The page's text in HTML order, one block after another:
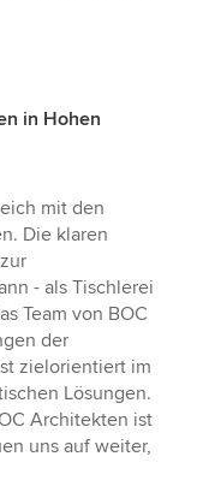
in Hohen
mit den
Die klaren
- als Tischlerei
Team von BOC
der
zielorientiert im
Lösungen.
Architekten ist
uns auf weiter,